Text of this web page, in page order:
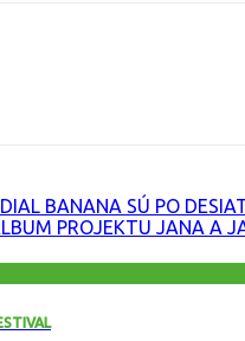
BANANA SÚ PO
PROJEKTU JANA A